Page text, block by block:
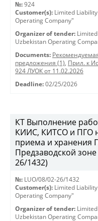
№: 924
Customer(s): Limited
Operating Company"
Organizer of tender:
Uzbekistan Operating
Documents:
предложения (1), Прил. к
924 ЛУОК от 11.02.2026
Deadline: 02/25/2026
КТ Выполнение
КИИС, КИТСО и ПГО
приема и хранения
Предзаводской
26/1432)
№: LUO/08/02-26/1432
Customer(s): Limited
Operating Company"
Organizer of tender:
Uzbekistan Operating